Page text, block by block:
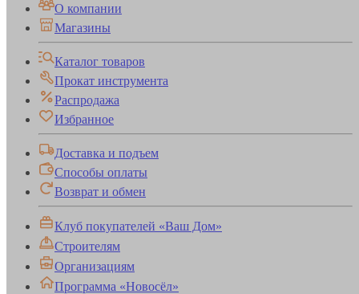
О компании
Магазины
Каталог товаров
Прокат инструмента
Распродажа
Избранное
Доставка и подъем
Способы оплаты
Возврат и обмен
Клуб покупателей «Ваш Дом»
Строителям
Организациям
Программа «Новосёл»